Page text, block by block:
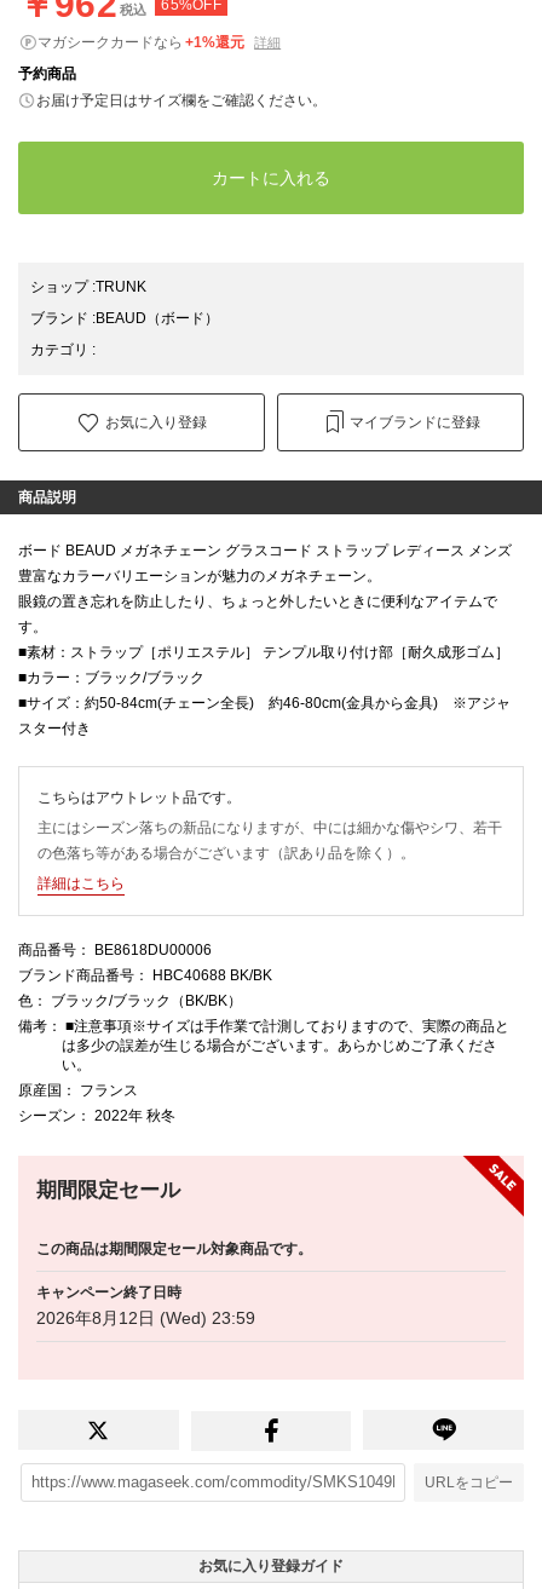
税込 65%OFF
マガシークカードなら +1%還元 詳細
予約商品
お届け予定日はサイズ欄をご確認ください。
カートに入れる
ショップ:TRUNK
ブランド :BEAUD （ボード）
カテゴリ :
お気に入り登録 マイブランドに登録
商品説明
ボード BEAUD メガネチェーン グラスコード ストラップ レディース メンズ
豊富なカラーバリエーションが魅力のメガネチェーン。
眼鏡の置き忘れを防止したり、ちょっと外したいときに便利なアイテムで
す。
■素材：ストラップ［ポリエステル］ テンプル取り付け部［耐久成形ゴム］
■カラー：ブラック/ブラック
■サイズ：約50-84cm(チェーン全長) 約46-80cm(金具から金具) ※アジャ
スター付き
こちらはアウトレット品です。
主にはシーズン落ちの新品になりますが、中には細かな傷やシワ、若干
の色落ち等がある場合がございます（訳あり品を除く）。
詳細はこちら
商品番号 ： BE8618DU00006
ブランド商品番号 ： HBC40688 BK/BK
色 ： ブラック/ブラック（BK/BK）
備考 ： ■注意事項※サイズは手作業で計測しておりますので、実際の商品と
は多少の誤差が生じる場合がございます。あらかじめご了承くださ
い。
原産国 ： フランス
シーズン ： 2022年 秋冬
期間限定セール
この商品は期間限定セール対象商品です。
キャンペーン終了日時
2026年8月12日 (Wed) 23:59
URLをコピー
お気に入り登録ガイド